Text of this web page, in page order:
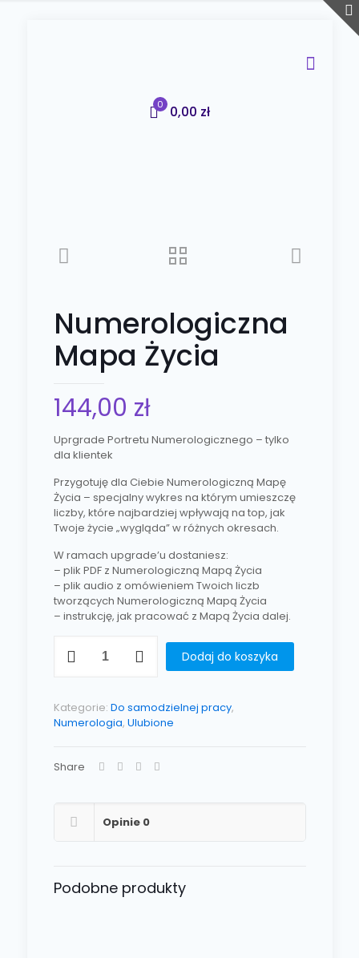
0 0,00 zł
Numerologiczna
Mapa Życia
144,00 zł
Uprgrade Portretu Numerologicznego – tylko
dla klientek
Przygotuję dla Ciebie Numerologiczną Mapę
Życia – specjalny wykres na którym umieszczę
liczby, które najbardziej wpływają na top, jak
Twoje życie „wygląda” w różnych okresach.
W ramach upgrade’u dostaniesz:
– plik PDF z Numerologiczną Mapą Życia
– plik audio z omówieniem Twoich liczb
tworzących Numerologiczną Mapą Życia
– instrukcję, jak pracować z Mapą Życia dalej.
Dodaj do koszyka
Kategorie: Do samodzielnej pracy,
Numerologia, Ulubione
Share
Opinie 0
Podobne produkty